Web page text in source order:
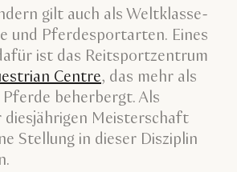
gilt auch als Weltklasse-
und Pferdesportarten. Eines
ist das Reitsportzentrum
Centre, das mehr als
beherbergt. Als
diesjährigen Meisterschaft
Stellung in dieser Disziplin